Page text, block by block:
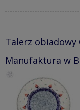
Talerz obiadowy
Manufaktura w